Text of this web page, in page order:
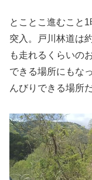
とことこ進むこと
突入。戸川林道は
も走れるくらいの
できる場所にもな
んびりできる場所だ